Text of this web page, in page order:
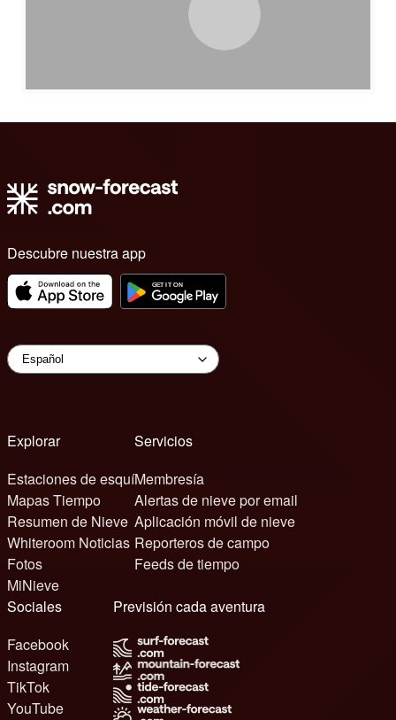
Descubre nuestra app
Explorar
Estaciones de esquí
Mapas Tiempo
Resumen de Nieve
Whiteroom Noticias
Fotos
MiNieve
Servicios
Membresía
Alertas de nieve por email
Aplicación móvil de nieve
Reporteros de campo
Feeds de tiempo
Sociales
Facebook
Instagram
TikTok
YouTube
Previsión cada aventura